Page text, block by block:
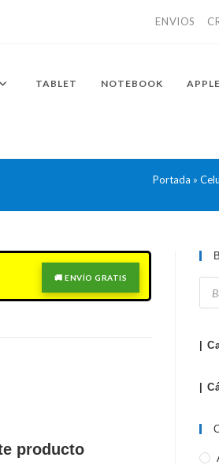
ENVIOS
TABLET NOTEBOOK APPLE
Portada »
🚚 ENVÍO GRATIS
producto
|
|